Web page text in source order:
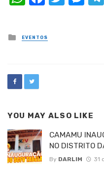
Posted
in
EVENTOS
YOU MAY ALSO LIKE
CAMAMU
NO DISTRITO
By DARLIM 31